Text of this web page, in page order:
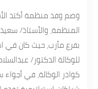
وضم وفد منظمة أكتد
المنظمة، والأستاذ/
بفرع مأرب، حيث كان في
للوكالة الدكتور/
كوادر الوكالة، في